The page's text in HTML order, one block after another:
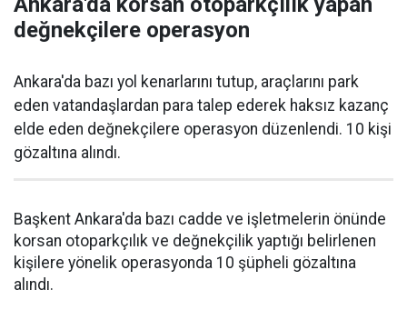
değnekçilere operasyon
Ankara'da bazı yol kenarlarını tutup, araçlarını park
eden vatandaşlardan para talep ederek haksız kazanç
elde eden değnekçilere operasyon düzenlendi. 10 kişi
gözaltına alındı.
Başkent Ankara'da bazı cadde ve işletmelerin önünde
korsan otoparkçılık ve değnekçilik yaptığı belirlenen
kişilere yönelik operasyonda 10 şüpheli gözaltına
alındı.